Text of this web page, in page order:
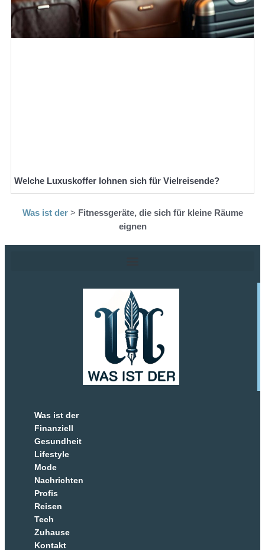
Welche Luxuskoffer lohnen sich für Vielreisende?
Was ist der> Fitnessgeräte, die sich für kleine Räume
eignen
Was ist der
Finanziell
Gesundheit
Lifestyle
Mode
Nachrichten
Profis
Reisen
Tech
Zuhause
Kontakt